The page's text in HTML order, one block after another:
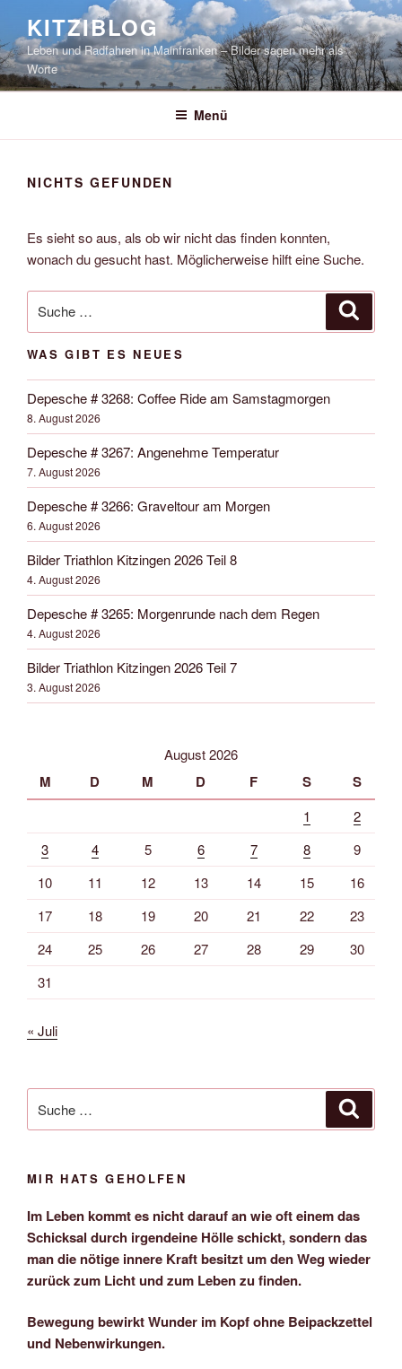
springen
KITZIBLOG
Leben und Radfahren in Mainfranken – Bilder sagen mehr als
Worte
Menü
NICHTS GEFUNDEN
Es sieht so aus, als ob wir nicht das finden konnten,
wonach du gesucht hast. Möglicherweise hilft eine Suche.
nach:
WAS GIBT ES NEUES
Depesche # 3268: Coffee Ride am Samstagmorgen
8. August 2026
Depesche # 3267: Angenehme Temperatur
7. August 2026
Depesche # 3266: Graveltour am Morgen
6. August 2026
Bilder Triathlon Kitzingen 2026 Teil 8
4. August 2026
Depesche # 3265: Morgenrunde nach dem Regen
4. August 2026
Bilder Triathlon Kitzingen 2026 Teil 7
3. August 2026
August 2026
M D M D F S S
1
2
3
4 5 6 7 8
9
10
11 12 13 14 15
16
17
18 19 20 21 22
23
24
25 26 27 28 29
30
31
« Juli
nach:
MIR HATS GEHOLFEN
Im Leben kommt es nicht darauf an wie oft einem das
Schicksal durch irgendeine Hölle schickt, sondern das
man die nötige innere Kraft besitzt um den Weg wieder
zurück zum Licht und zum Leben zu finden.
Bewegung bewirkt Wunder im Kopf ohne Beipackzettel
und Nebenwirkungen.